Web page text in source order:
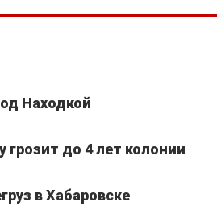
Находкой
грозит до 4 лет колонии
в Хабаровске